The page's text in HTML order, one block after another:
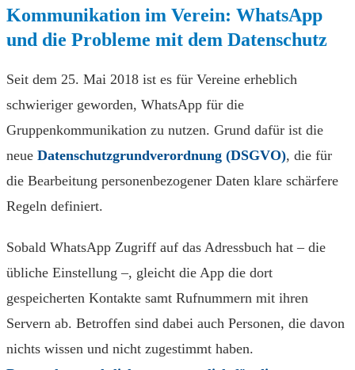
Kommunikation im Verein: WhatsApp
und die Probleme mit dem Datenschutz
Seit dem 25. Mai 2018 ist es für Vereine erheblich
schwieriger geworden, WhatsApp für die
Gruppenkommunikation zu nutzen. Grund dafür ist die
neue Datenschutzgrundverordnung (DSGVO), die für
die Bearbeitung personenbezogener Daten klare schärfere
Regeln definiert.
Sobald WhatsApp Zugriff auf das Adressbuch hat – die
übliche Einstellung –, gleicht die App die dort
gespeicherten Kontakte samt Rufnummern mit ihren
Servern ab. Betroffen sind dabei auch Personen, die davon
nichts wissen und nicht zugestimmt haben.